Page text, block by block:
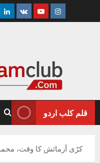
Linkedin
VK YoutubeInstagram
قلم کلب اردو
کڑی آزمائش کا وقت،